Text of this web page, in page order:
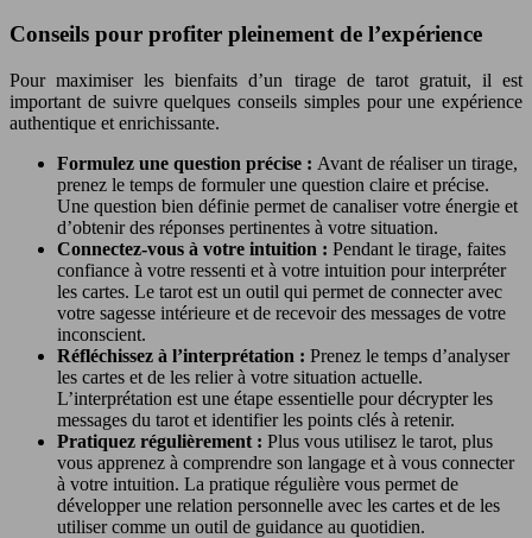
Conseils pour profiter pleinement de l’expérience
Pour maximiser les bienfaits d’un tirage de tarot gratuit, il est
important de suivre quelques conseils simples pour une expérience
authentique et enrichissante.
Formulez une question précise : Avant de réaliser un tirage,
prenez le temps de formuler une question claire et précise.
Une question bien définie permet de canaliser votre énergie et
d’obtenir des réponses pertinentes à votre situation.
Connectez-vous à votre intuition : Pendant le tirage, faites
confiance à votre ressenti et à votre intuition pour interpréter
les cartes. Le tarot est un outil qui permet de connecter avec
votre sagesse intérieure et de recevoir des messages de votre
inconscient.
Réfléchissez à l’interprétation : Prenez le temps d’analyser
les cartes et de les relier à votre situation actuelle.
L’interprétation est une étape essentielle pour décrypter les
messages du tarot et identifier les points clés à retenir.
Pratiquez régulièrement : Plus vous utilisez le tarot, plus
vous apprenez à comprendre son langage et à vous connecter
à votre intuition. La pratique régulière vous permet de
développer une relation personnelle avec les cartes et de les
utiliser comme un outil de guidance au quotidien.